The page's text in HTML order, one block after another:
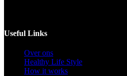
Useful Links
Over ons
Healthy Life Style
How it works